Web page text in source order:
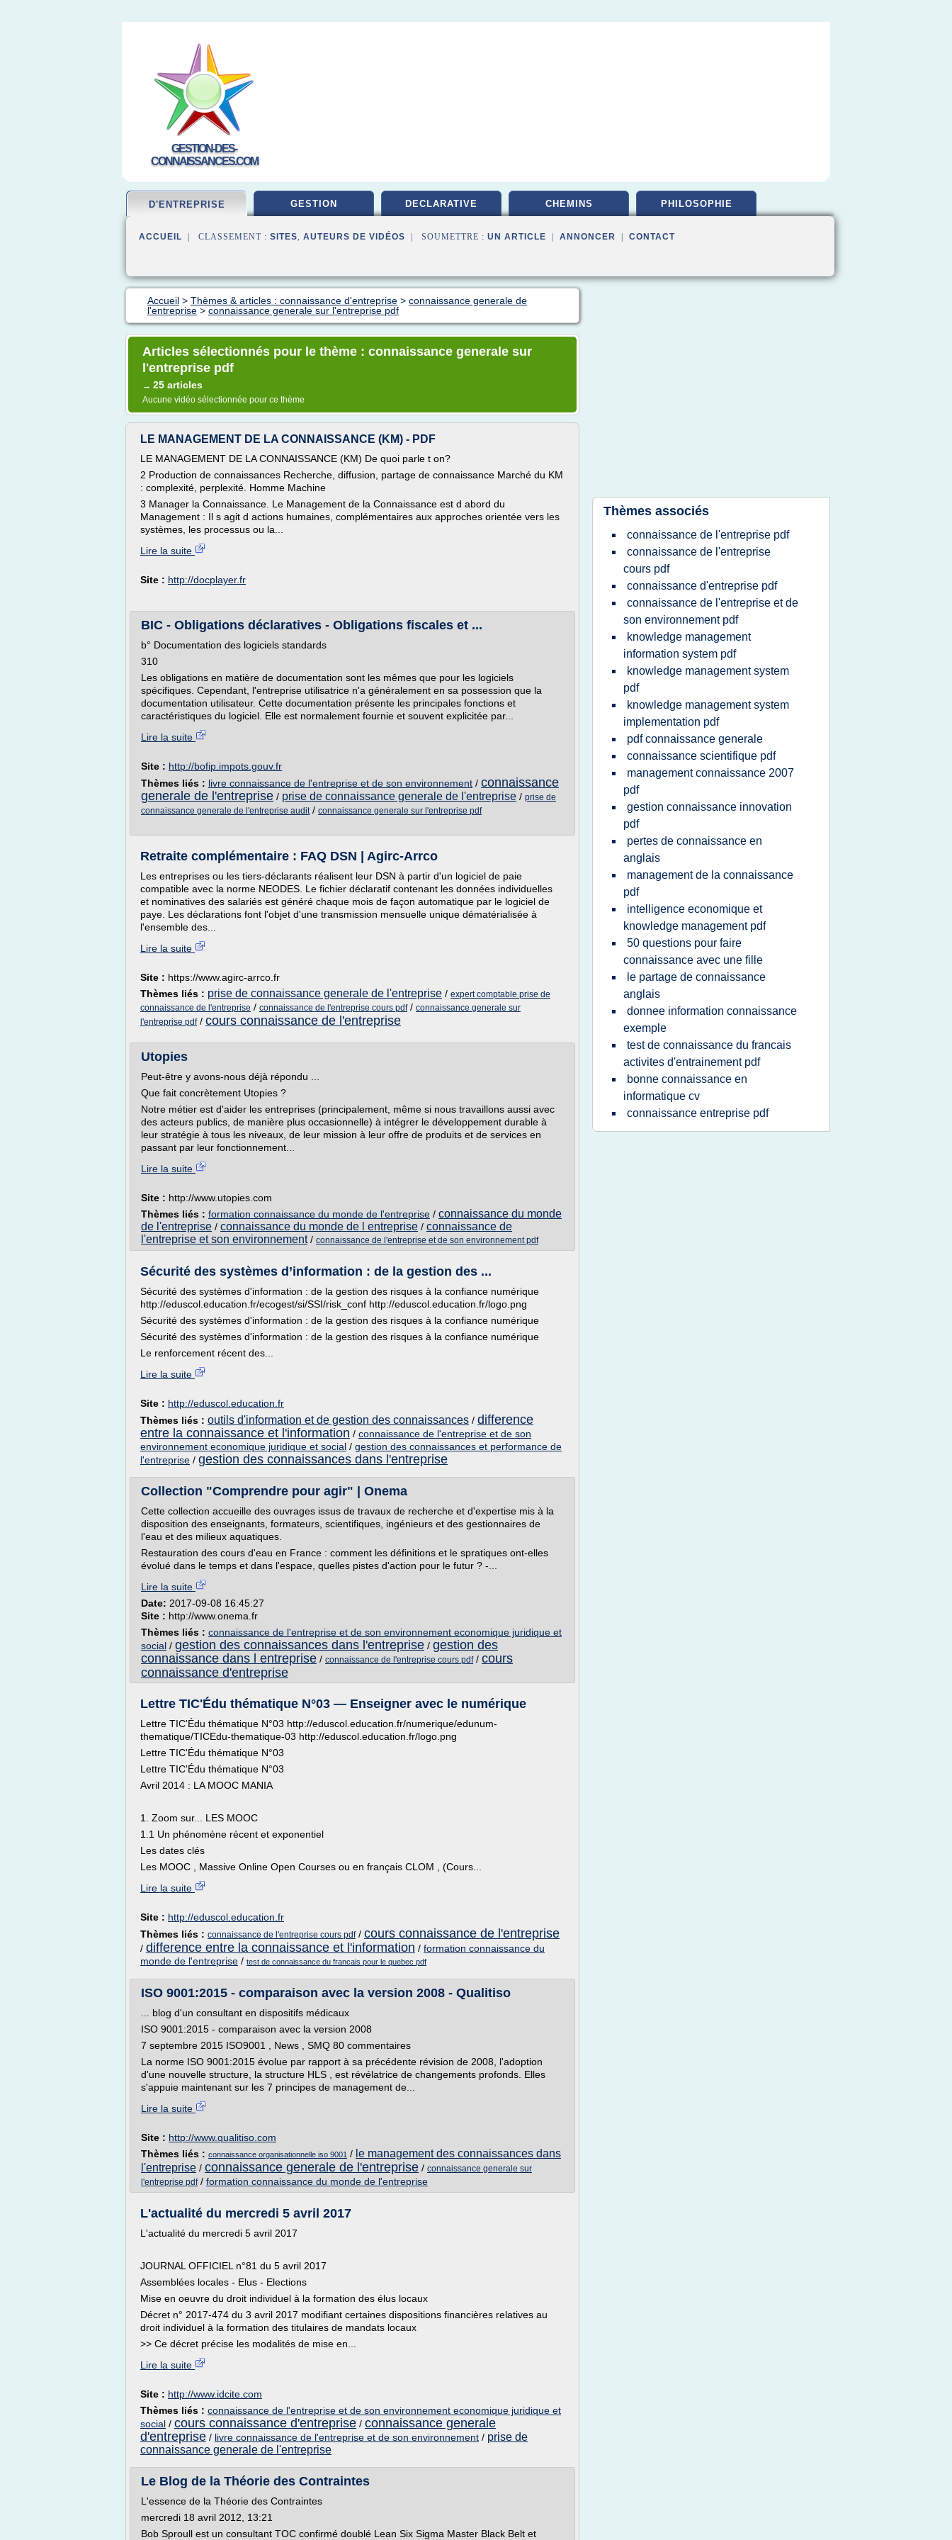
GESTION-DES-
CONNAISSANCES.COM
D'ENTREPRISE GESTION DECLARATIVE CHEMINS PHILOSOPHIE
ACCUEIL | CLASSEMENT : SITES, AUTEURS DE VIDÉOS | SOUMETTRE : UN ARTICLE ANNONCER CONTACT
Accueil > Thèmes & articles : connaissance d'entreprise > connaissance generale de
l'entreprise > connaissance generale sur l'entreprise pdf
Articles sélectionnés pour le thème : connaissance generale sur
l'entreprise pdf
→ 25 articles
Aucune vidéo sélectionnée pour ce thème
LE MANAGEMENT DE LA CONNAISSANCE (KM) - PDF
LE MANAGEMENT DE LA CONNAISSANCE (KM) De quoi parle t on?
2 Production de connaissances Recherche, diffusion, partage de connaissance Marché du KM
: complexité, perplexité. Homme Machine
3 Manager la Connaissance. Le Management de la Connaissance est d abord du
Management : Il s agit d actions humaines, complémentaires aux approches orientée vers les
systèmes, les processus ou la...
Lire la suite
Site : http://docplayer.fr
BIC - Obligations déclaratives - Obligations fiscales et ...
b° Documentation des logiciels standards
310
Les obligations en matière de documentation sont les mêmes que pour les logiciels
spécifiques. Cependant, l'entreprise utilisatrice n'a généralement en sa possession que la
documentation utilisateur. Cette documentation présente les principales fonctions et
caractéristiques du logiciel. Elle est normalement fournie et souvent explicitée par...
Lire la suite
Site : http://bofip.impots.gouv.fr
Thèmes liés : livre connaissance de l'entreprise et de son environnement / connaissance
generale de l'entreprise / prise de connaissance generale de l'entreprise / prise de
connaissance generale de l'entreprise audit/ connaissance generale sur l'entreprise pdf
Retraite complémentaire : FAQ DSN | Agirc-Arrco
Les entreprises ou les tiers-déclarants réalisent leur DSN à partir d'un logiciel de paie
compatible avec la norme NEODES. Le fichier déclaratif contenant les données individuelles
et nominatives des salariés est généré chaque mois de façon automatique par le logiciel de
paye. Les déclarations font l'objet d'une transmission mensuelle unique dématérialisée à
l'ensemble des...
Lire la suite
Site : https://www.agirc-arrco.fr
Thèmes liés : prise de connaissance generale de l'entreprise / expert comptable prise de
connaissance de l'entreprise / connaissance de l'entreprise cours pdf/ connaissance generale sur
l'entreprise pdf/ cours connaissance de l'entreprise
Utopies
Peut-être y avons-nous déjà répondu ...
Que fait concrètement Utopies ?
Notre métier est d'aider les entreprises (principalement, même si nous travaillons aussi avec
des acteurs publics, de manière plus occasionnelle) à intégrer le développement durable à
leur stratégie à tous les niveaux, de leur mission à leur offre de produits et de services en
passant par leur fonctionnement...
Lire la suite
Site : http://www.utopies.com
Thèmes liés : formation connaissance du monde de l'entreprise / connaissance du monde
de l'entreprise / connaissance du monde de l entreprise / connaissance de
l'entreprise et son environnement/ connaissance de l'entreprise et de son environnement pdf
Sécurité des systèmes d’information : de la gestion des ...
Sécurité des systèmes d'information : de la gestion des risques à la confiance numérique
http://eduscol.education.fr/ecogest/si/SSI/risk_conf http://eduscol.education.fr/logo.png
Sécurité des systèmes d'information : de la gestion des risques à la confiance numérique
Sécurité des systèmes d'information : de la gestion des risques à la confiance numérique
Le renforcement récent des...
Lire la suite
Site : http://eduscol.education.fr
Thèmes liés : outils d'information et de gestion des connaissances / difference
entre la connaissance et l'information / connaissance de l'entreprise et de son
environnement economique juridique et social / gestion des connaissances et performance de
l'entreprise / gestion des connaissances dans l'entreprise
Collection "Comprendre pour agir" | Onema
Cette collection accueille des ouvrages issus de travaux de recherche et d'expertise mis à la
disposition des enseignants, formateurs, scientifiques, ingénieurs et des gestionnaires de
l'eau et des milieux aquatiques.
Restauration des cours d'eau en France : comment les définitions et le spratiques ont-elles
évolué dans le temps et dans l'espace, quelles pistes d'action pour le futur ? -...
Lire la suite
Date: 2017-09-08 16:45:27
Site : http://www.onema.fr
Thèmes liés : connaissance de l'entreprise et de son environnement economique juridique et
social / gestion des connaissances dans l'entreprise / gestion des
connaissance dans l entreprise / connaissance de l'entreprise cours pdf/ cours
connaissance d'entreprise
Lettre TIC'Édu thématique N°03 — Enseigner avec le numérique
Lettre TIC'Édu thématique N°03 http://eduscol.education.fr/numerique/edunum-
thematique/TICEdu-thematique-03 http://eduscol.education.fr/logo.png
Lettre TIC'Édu thématique N°03
Lettre TIC'Édu thématique N°03
Avril 2014 : LA MOOC MANIA
1. Zoom sur... LES MOOC
1.1 Un phénomène récent et exponentiel
Les dates clés
Les MOOC , Massive Online Open Courses ou en français CLOM , (Cours...
Lire la suite
Site : http://eduscol.education.fr
Thèmes liés : connaissance de l'entreprise cours pdf/ cours connaissance de l'entreprise
/ difference entre la connaissance et l'information / formation connaissance du
monde de l'entreprise / test de connaissance du francais pour le quebec pdf
ISO 9001:2015 - comparaison avec la version 2008 - Qualitiso
... blog d'un consultant en dispositifs médicaux
ISO 9001:2015 - comparaison avec la version 2008
7 septembre 2015 ISO9001 , News , SMQ 80 commentaires
La norme ISO 9001:2015 évolue par rapport à sa précédente révision de 2008, l'adoption
d'une nouvelle structure, la structure HLS , est révélatrice de changements profonds. Elles
s'appuie maintenant sur les 7 principes de management de...
Lire la suite
Site : http://www.qualitiso.com
Thèmes liés : connaissance organisationnelle iso 9001 / le management des connaissances dans
l'entreprise / connaissance generale de l'entreprise / connaissance generale sur
l'entreprise pdf/ formation connaissance du monde de l'entreprise
L'actualité du mercredi 5 avril 2017
L'actualité du mercredi 5 avril 2017
JOURNAL OFFICIEL n°81 du 5 avril 2017
Assemblées locales - Elus - Elections
Mise en oeuvre du droit individuel à la formation des élus locaux
Décret n° 2017-474 du 3 avril 2017 modifiant certaines dispositions financières relatives au
droit individuel à la formation des titulaires de mandats locaux
>> Ce décret précise les modalités de mise en...
Lire la suite
Site : http://www.idcite.com
Thèmes liés : connaissance de l'entreprise et de son environnement economique juridique et
social / cours connaissance d'entreprise / connaissance generale
d'entreprise / livre connaissance de l'entreprise et de son environnement / prise de
connaissance generale de l'entreprise
Le Blog de la Théorie des Contraintes
L'essence de la Théorie des Contraintes
mercredi 18 avril 2012, 13:21
Bob Sproull est un consultant TOC confirmé doublé Lean Six Sigma Master Black Belt et
Thèmes associés
connaissance de l'entreprise pdf
connaissance de l'entreprise
cours pdf
connaissance d'entreprise pdf
connaissance de l'entreprise et de
son environnement pdf
knowledge management
information system pdf
knowledge management system
pdf
knowledge management system
implementation pdf
pdf connaissance generale
connaissance scientifique pdf
management connaissance 2007
pdf
gestion connaissance innovation
pdf
pertes de connaissance en
anglais
management de la connaissance
pdf
intelligence economique et
knowledge management pdf
50 questions pour faire
connaissance avec une fille
le partage de connaissance
anglais
donnee information connaissance
exemple
test de connaissance du francais
activites d'entrainement pdf
bonne connaissance en
informatique cv
connaissance entreprise pdf